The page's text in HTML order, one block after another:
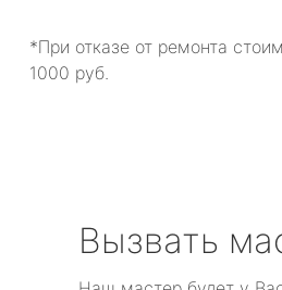
*При отказе от ремонта
1000 руб.
Вызвать